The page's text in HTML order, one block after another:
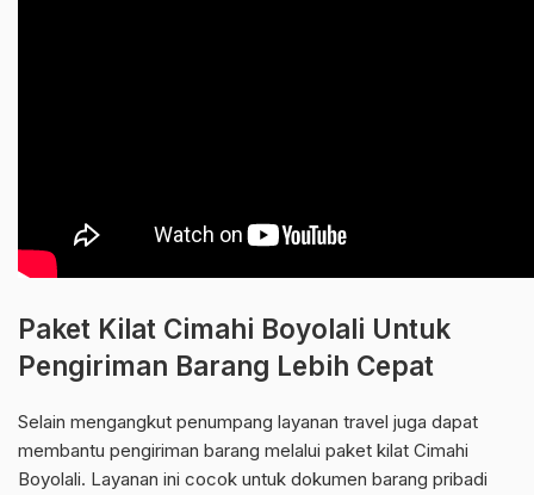
Paket Kilat Cimahi Boyolali Untuk
Pengiriman Barang Lebih Cepat
Selain mengangkut penumpang layanan travel juga dapat
membantu pengiriman barang melalui paket kilat Cimahi
Boyolali. Layanan ini cocok untuk dokumen barang pribadi